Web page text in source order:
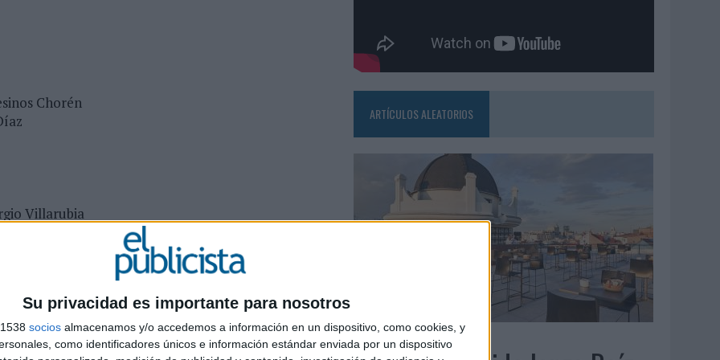
Su privacidad es importante para nosotros
socios almacenamos y/o accedemos a información en un dispositivo, como cookies, y
como identificadores únicos e información estándar enviada por un dispositivo
SPAIN PARA SAMSUNG ELECTRONICS IBERIA
Chorén
Villarubia
ARTÍCULOS ALEATORIOS
05/08/2026